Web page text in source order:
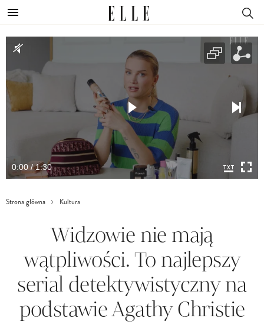
0:00 / 1:30
Strona główna Kultura
Widzowie nie mają
wątpliwości. To najlepszy
serial detektywistyczny na
podstawie Agathy Christie